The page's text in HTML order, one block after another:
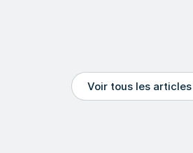
Voir tous les articles